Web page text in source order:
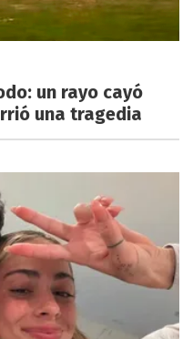
un rayo cayó
una tragedia